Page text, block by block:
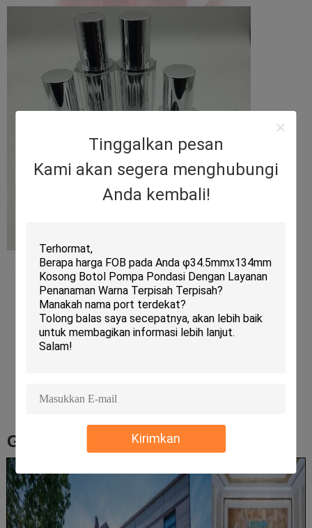
Tinggalkan pesan
Kami akan segera menghubungi
Anda kembali!
Kirimkan
Gambar pabrik: